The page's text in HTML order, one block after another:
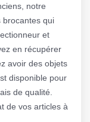
notre
brocantes qui
et
en récupérer
avoir des objets
disponible pour
de qualité.
de vos articles à